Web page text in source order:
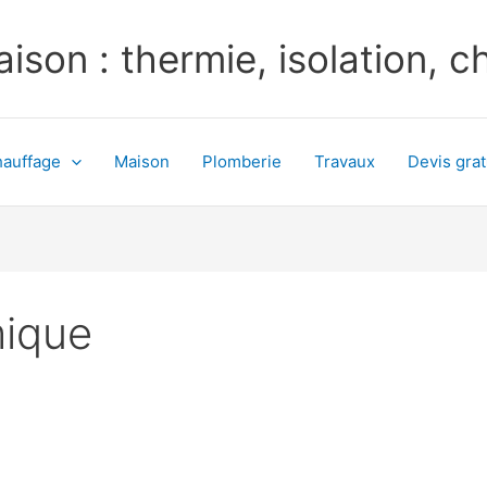
: thermie, isolation,
Maison Plomberie Travaux Devis